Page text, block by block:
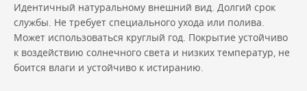
Идентичный натуральному внешний вид. Долгий срок
службы. Не требует специального ухода или полива.
Может использоваться круглый год. Покрытие устойчиво
к воздействию солнечного света и низких температур, не
боится влаги и устойчиво к истиранию.